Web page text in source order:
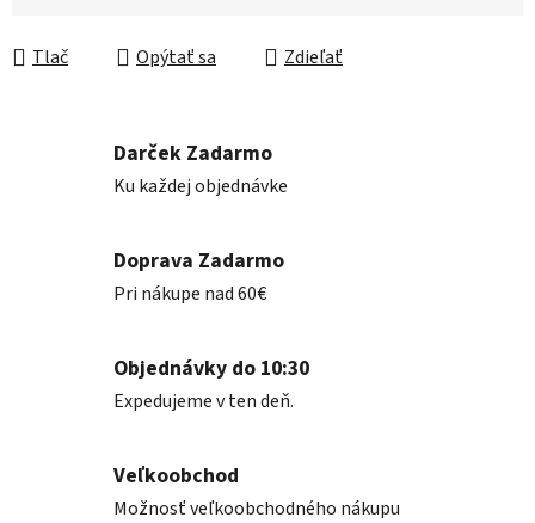
Tlač Opýtať sa Zdieľať
Darček Zadarmo
Ku každej objednávke
Doprava Zadarmo
Pri nákupe nad 60€
Objednávky do 10:30
Expedujeme v ten deň.
Veľkoobchod
Možnosť veľkoobchodného nákupu